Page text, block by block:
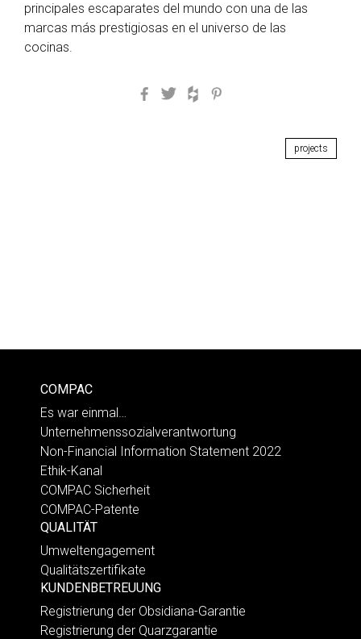
principales escaparates del mundo con una de las
marcas más prestigiosas en el universo de las
cocinas.
Facebook
TwitterHouzz
projects
COMPAC
Es war einmal…
Unternehmenssozialverantwortung
Non-Financial Information Statement 2022
Ethik-Kanal
COMPAC Sicherheit
COMPAC-Patente
QUALITÄT
Umweltengagement
Qualitätszertifikate
KUNDENBETREUUNG
Registrierung der Obsidiana-Garantie
Registrierung der Quarzgarantie